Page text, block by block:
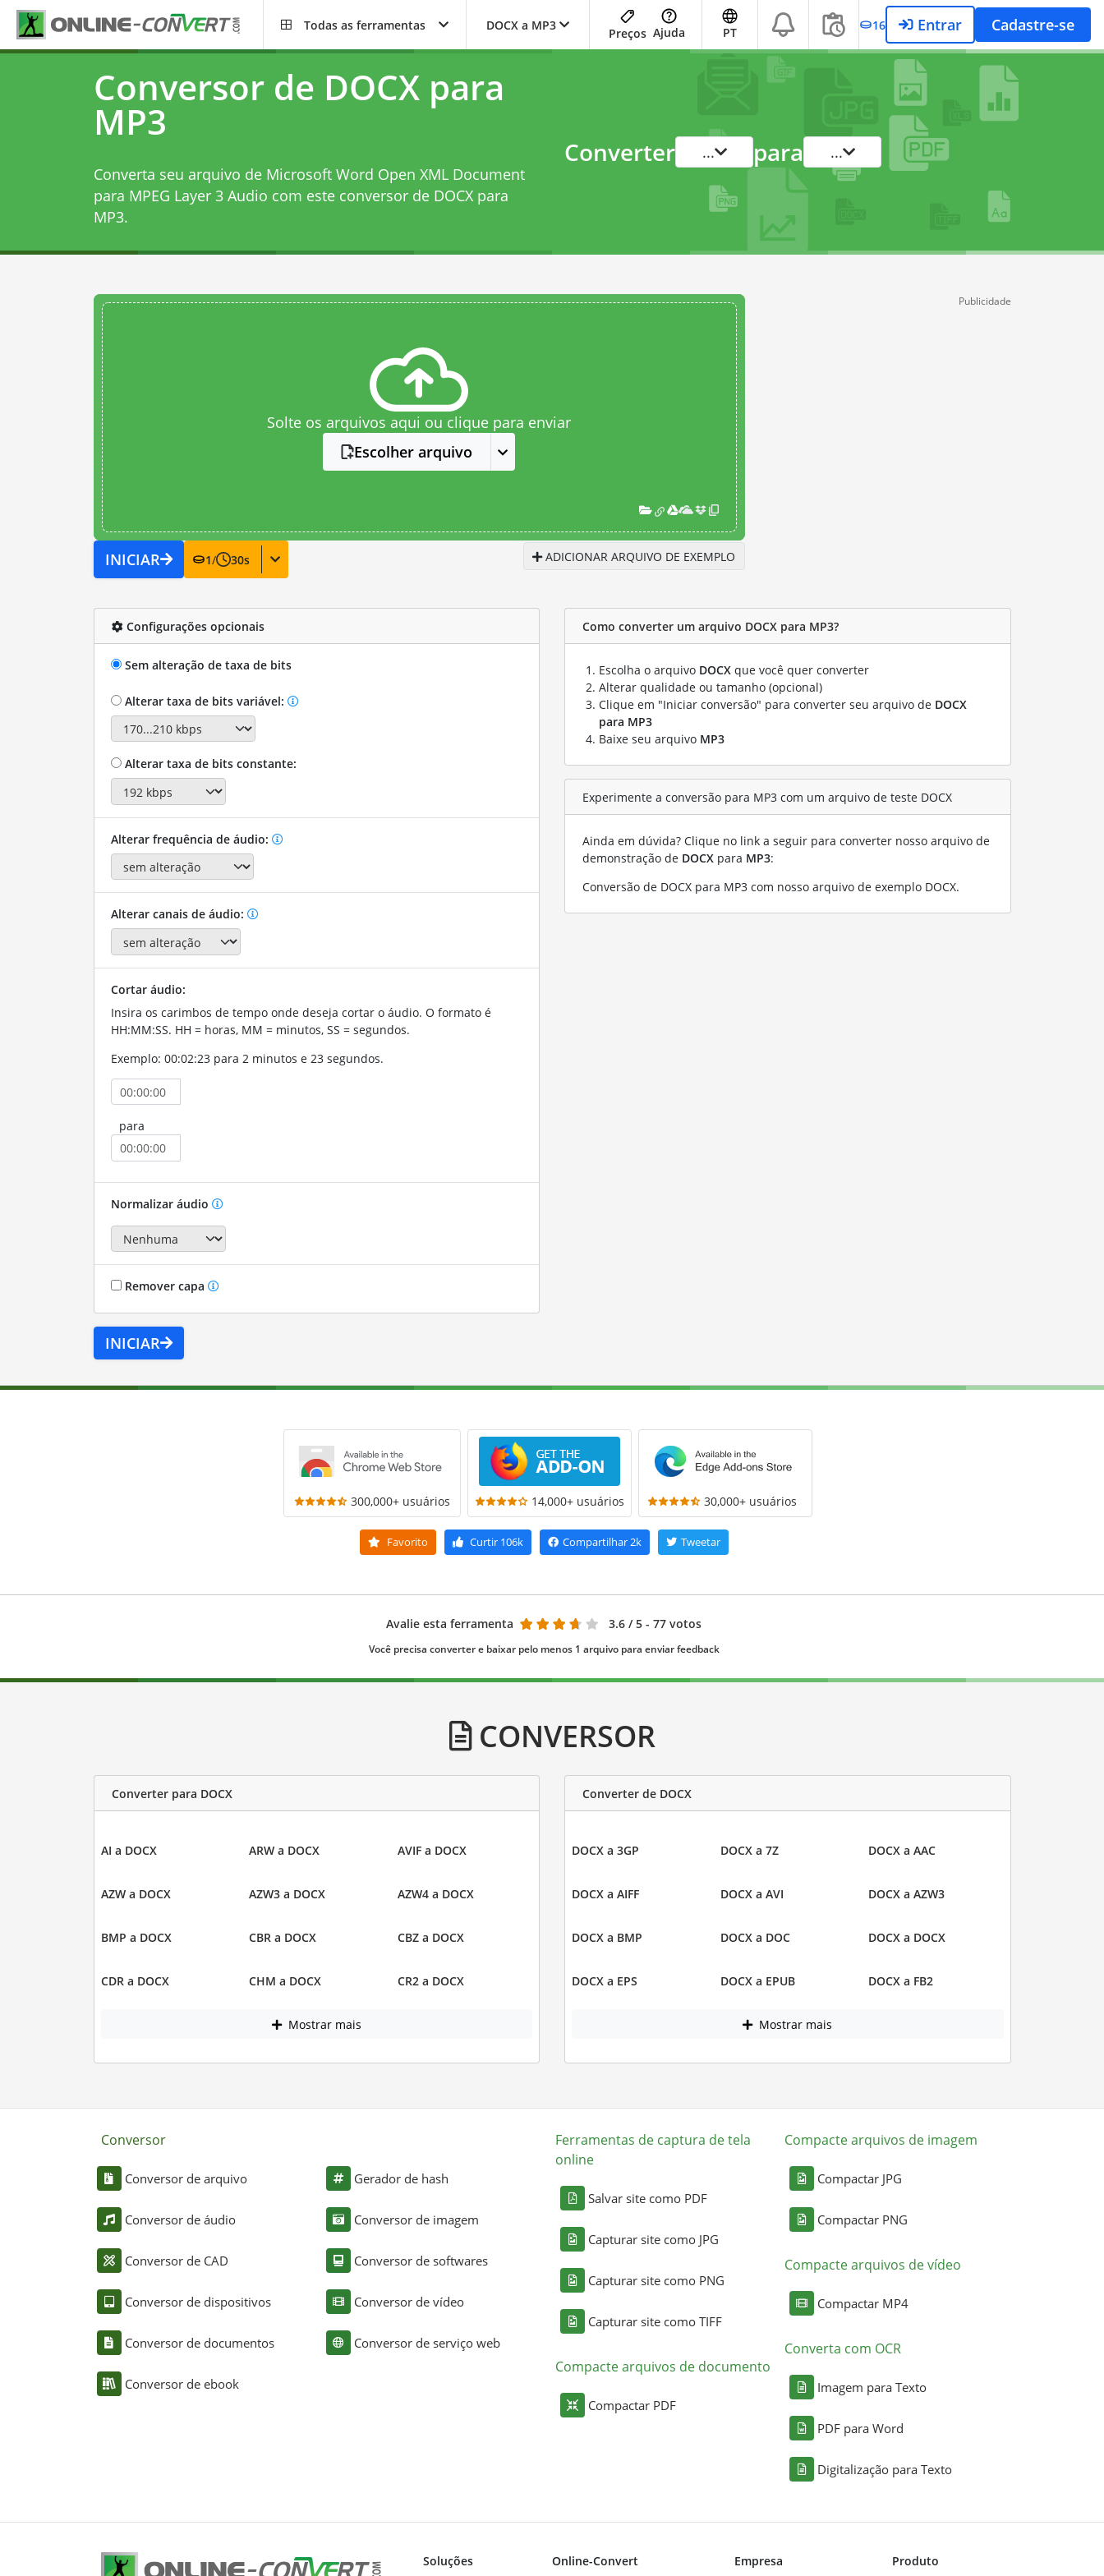
Todas as ferramentas DOCX a MP3
Preços Ajuda PT 16 Entrar Cadastre-se
Conversor de DOCX para
MP3
Converta seu arquivo de Microsoft Word Open XML Document
para MPEG Layer 3 Audio com este conversor de DOCX para
MP3.
Converter ... para ...
Solte os arquivos aqui ou clique para enviar
Escolher arquivo
INICIAR 1/ 30s ADICIONAR ARQUIVO DE EXEMPLO
Publicidade
Configurações opcionais
Sem alteração de taxa de bits
Alterar taxa de bits variável:
Alterar taxa de bits constante:
Alterar frequência de áudio:
Alterar canais de áudio:
Cortar áudio:
Insira os carimbos de tempo onde deseja cortar o áudio. O formato é
HH:MM:SS. HH = horas, MM = minutos, SS = segundos.
Exemplo: 00:02:23 para 2 minutos e 23 segundos.
para
Normalizar áudio
Remover capa
INICIAR
Como converter um arquivo DOCX para MP3?
Escolha o arquivo DOCX que você quer converter
Alterar qualidade ou tamanho (opcional)
Clique em "Iniciar conversão" para converter seu arquivo de DOCX
para MP3
Baixe seu arquivo MP3
Experimente a conversão para MP3 com um arquivo de teste DOCX
Ainda em dúvida? Clique no link a seguir para converter nosso arquivo de
demonstração de DOCX para MP3:
Conversão de DOCX para MP3 com nosso arquivo de exemplo DOCX.
300,000+ usuários 14,000+ usuários 30,000+ usuários
Favorito Curtir106k Compartilhar2k Tweetar
Avalie esta ferramenta 3.6 / 5 - 77 votos
Você precisa converter e baixar pelo menos 1 arquivo para enviar feedback
CONVERSOR
Converter para DOCX
AI a DOCX ARW a DOCX AVIF a DOCX
AZW a DOCX AZW3 a DOCX AZW4 a DOCX
BMP a DOCX CBR a DOCX CBZ a DOCX
CDR a DOCX CHM a DOCX CR2 a DOCX
Mostrar mais
Converter de DOCX
DOCX a 3GP DOCX a 7Z DOCX a AAC
DOCX a AIFF DOCX a AVI DOCX a AZW3
DOCX a BMP DOCX a DOC DOCX a DOCX
DOCX a EPS DOCX a EPUB DOCX a FB2
Mostrar mais
Conversor
Conversor de arquivo
Conversor de áudio
Conversor de CAD
Conversor de dispositivos
Conversor de documentos
Conversor de ebook
Gerador de hash
Conversor de imagem
Conversor de softwares
Conversor de vídeo
Conversor de serviço web
Ferramentas de captura de tela
online
Salvar site como PDF
Capturar site como JPG
Capturar site como PNG
Capturar site como TIFF
Compacte arquivos de documento
Compactar PDF
Compacte arquivos de imagem
Compactar JPG
Compactar PNG
Compacte arquivos de vídeo
Compactar MP4
Converta com OCR
Imagem para Texto
PDF para Word
Digitalização para Texto
Soluções Online-Convert Empresa Produto